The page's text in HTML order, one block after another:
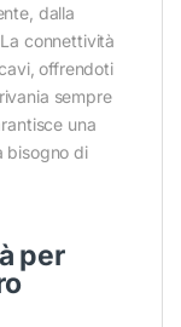
dalla
connettività
offrendoti
sempre
una
bisogno di
per